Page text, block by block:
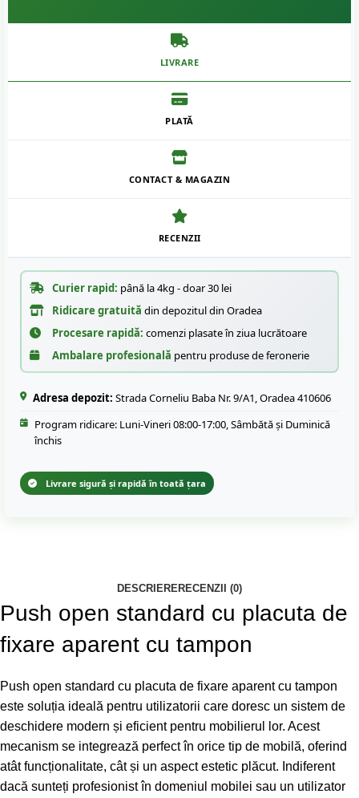
LIVRARE
PLATĂ
CONTACT & MAGAZIN
RECENZII
Curier rapid: până la 4kg - doar 30 lei
Ridicare gratuită din depozitul din Oradea
Procesare rapidă: comenzi plasate în ziua lucrătoare
Ambalare profesională pentru produse de feronerie
Adresa depozit: Strada Corneliu Baba Nr. 9/A1, Oradea 410606
Program ridicare: Luni-Vineri 08:00-17:00, Sâmbătă și Duminică
închis
Livrare sigură și rapidă în toată țara
DESCRIERERECENZII (0)
Push open standard cu placuta de
fixare aparent cu tampon
Push open standard cu placuta de fixare aparent cu tampon
este soluția ideală pentru utilizatorii care doresc un sistem de
deschidere modern și eficient pentru mobilierul lor. Acest
mecanism se integrează perfect în orice tip de mobilă, oferind
atât funcționalitate, cât și un aspect estetic plăcut. Indiferent
dacă sunteți profesionist în domeniul mobilei sau un utilizator